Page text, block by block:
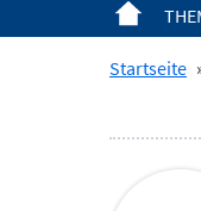
Startseite